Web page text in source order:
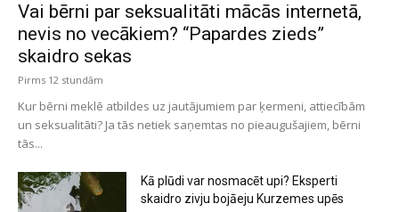
Vai bērni par seksualitāti mācās internetā,
nevis no vecākiem? “Papardes zieds”
skaidro sekas
Pirms 12 stundām
Kur bērni meklē atbildes uz jautājumiem par ķermeni, attiecībām
un seksualitāti? Ja tās netiek saņemtas no pieaugušajiem, bērni
tās...
Kā plūdi var nosmacēt upi? Eksperti
skaidro zivju bojāeju Kurzemes upēs